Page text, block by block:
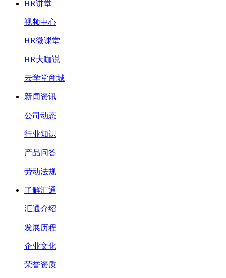
HR讲堂
视频中心
HR微课堂
HR大咖说
云学堂商城
新闻资讯
公司动态
行业知识
产品问答
劳动法规
了解汇通
汇通介绍
发展历程
企业文化
荣誉资质